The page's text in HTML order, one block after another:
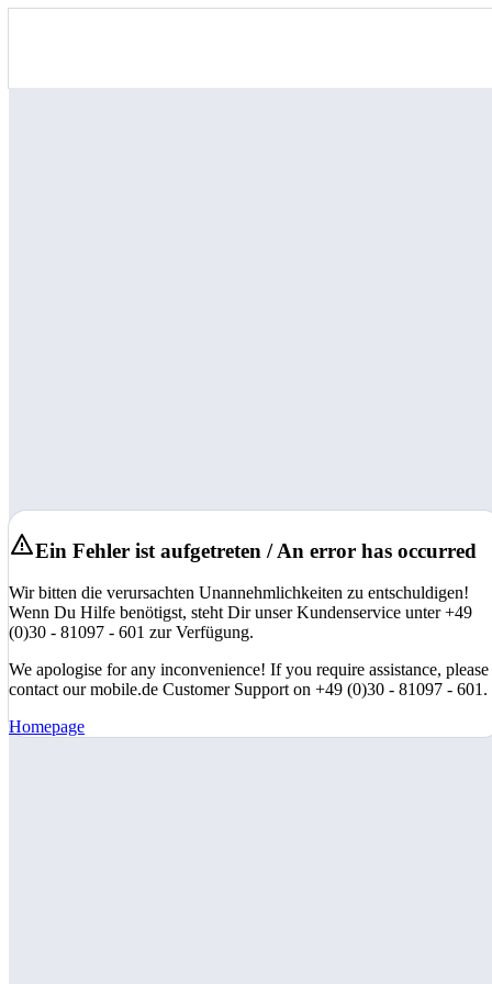
Ein Fehler ist aufgetreten / An error has occurred
Wir bitten die verursachten Unannehmlichkeiten zu entschuldigen!
Wenn Du Hilfe benötigst, steht Dir unser Kundenservice unter +49
(0)30 - 81097 - 601 zur Verfügung.
We apologise for any inconvenience! If you require assistance, please
contact our mobile.de Customer Support on +49 (0)30 - 81097 - 601.
Homepage